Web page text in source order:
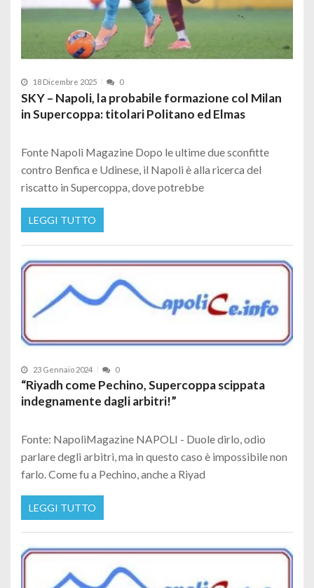
18 Dicembre 2025 0
SKY – Napoli, la probabile formazione col Milan
in Supercoppa: titolari Politano ed Elmas
Fonte Napoli Magazine Dopo le ultime due sconfitte
contro Benfica e Udinese, il Napoli è alla ricerca del
riscatto in Supercoppa, dove potrebbe
LEGGI TUTTO
23 Gennaio 2024 0
“Riyadh come Pechino, Supercoppa scippata
indegnamente dagli arbitri!”
Fonte: NapoliMagazine NAPOLI - Duole dirlo, odio
parlare degli arbitri, ma in questo caso è impossibile non
farlo. Come fu a Pechino, anche a Riyad
LEGGI TUTTO